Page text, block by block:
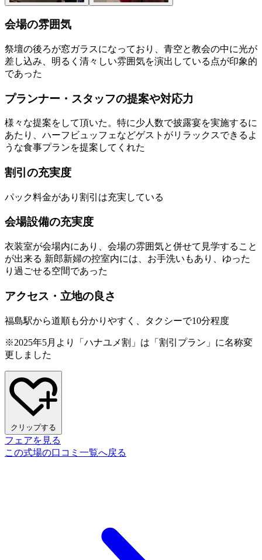
会場の雰囲気
祭壇の後ろが窓ガラスになっており、青空と教会の中に光が
差し込み、明るく清々しい雰囲気を演出している点が印象的
であった
プランナー・スタッフの提案や対応力
様々な提案をして頂いた。特に少人数で披露宴を実施するに
あたり、ハーフビュッフェなどゲストがリラックスできるよ
うな食事プランを提案してくれた
割引の充実度
パック料金があり割引は充実している
会場設備の充実度
衣装室が会場内にあり、会場の雰囲気と併せて見学すること
が出来る 新郎新婦の控室内には、お手洗いもあり、ゆった
り過ごせる空間であった
アクセス・立地の良さ
福島駅から道順も分かりやすく、タクシーで10分程度
※2025年5月より「ハナユメ割」は「割引プラン」に名称変
更しました
クリップする
フェアを見る
この式場の口コミ一覧へ戻る